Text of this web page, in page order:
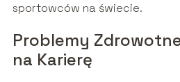
sportowców na świecie.
Problemy
na Karierę